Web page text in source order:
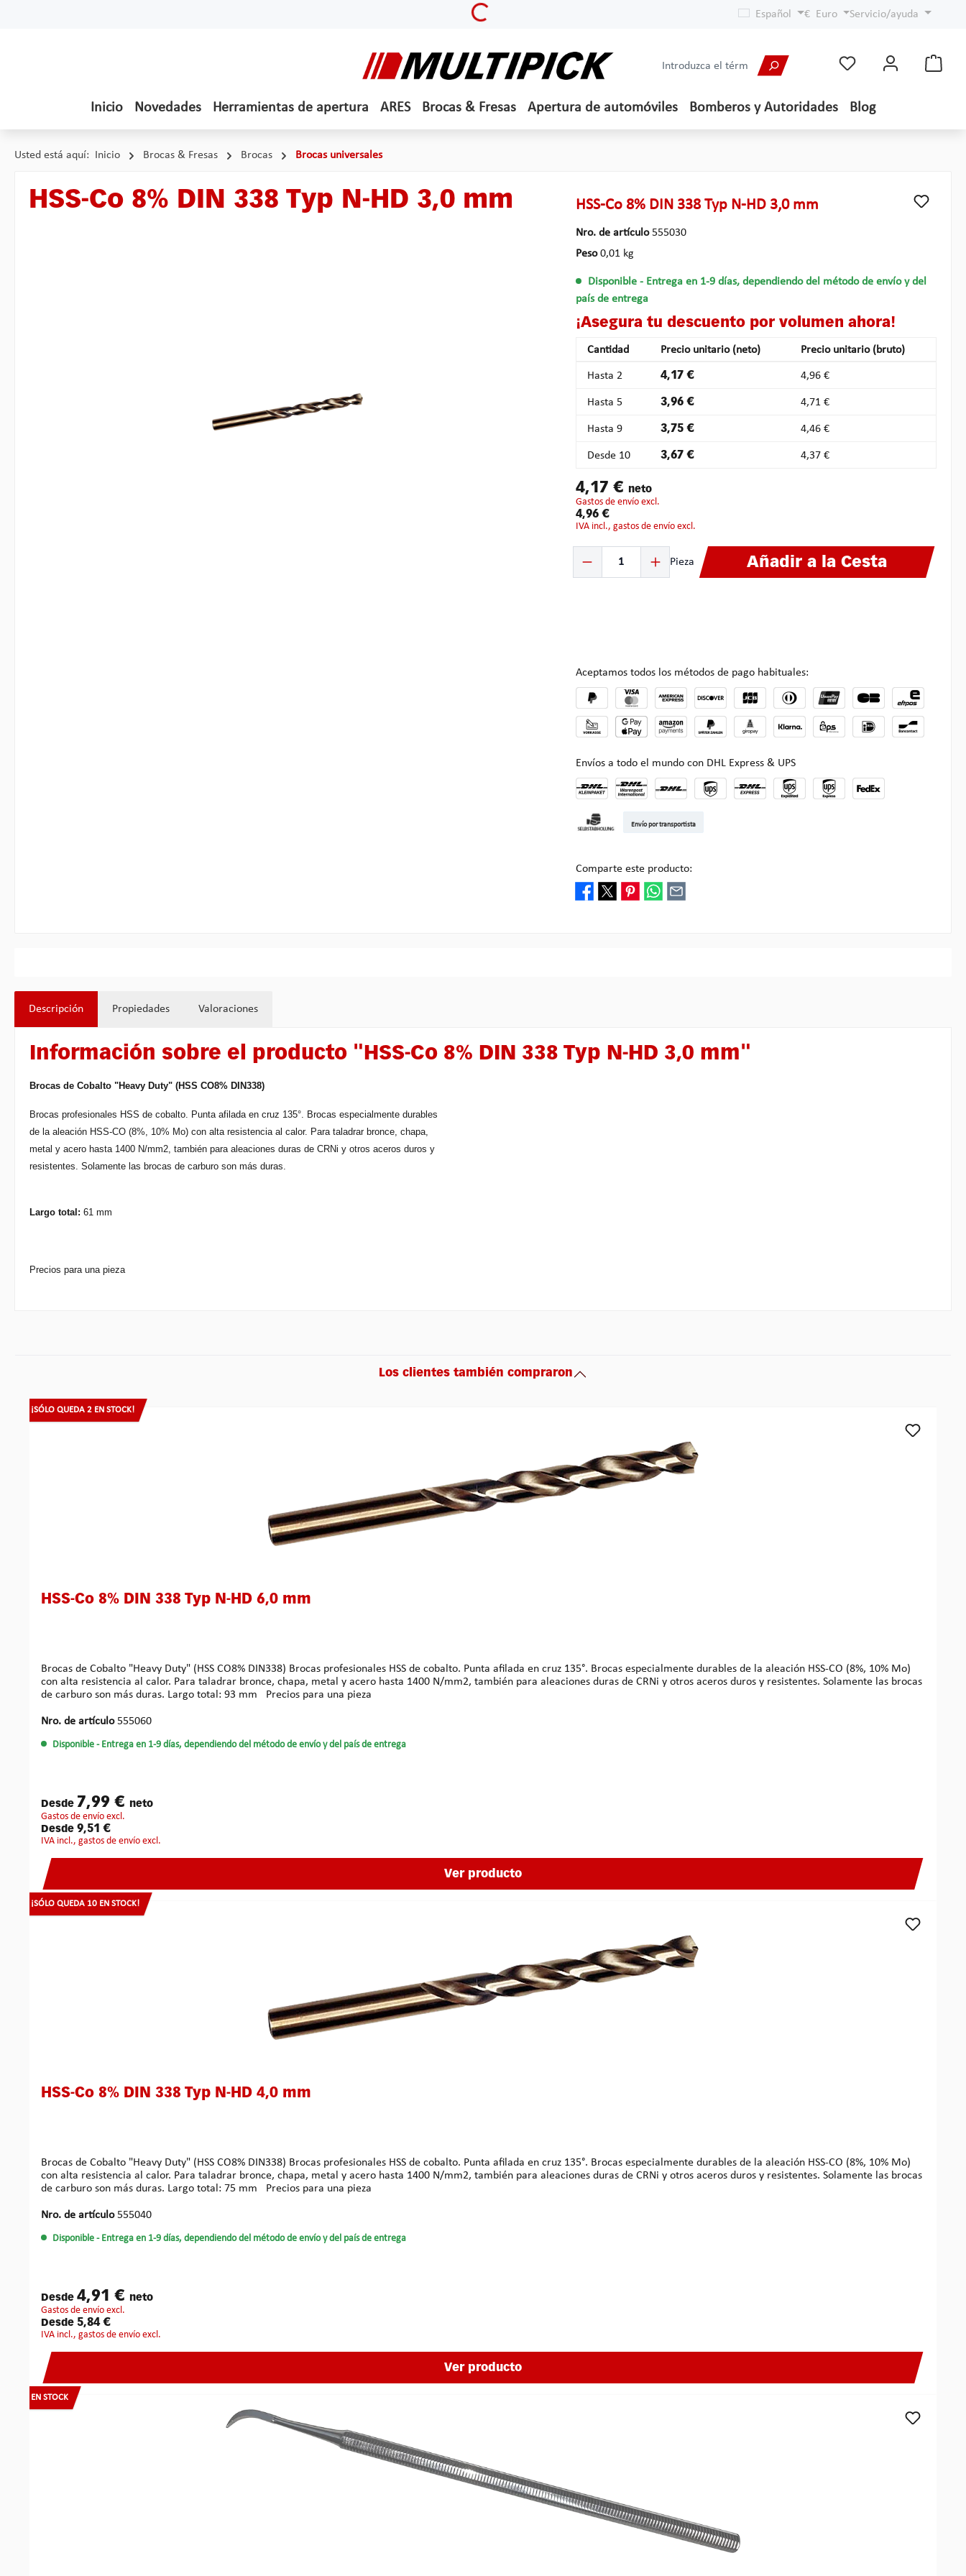
Loading... Español € Euro Servicio/ayuda
Inicio Novedades Herramientas de apertura ARES Brocas & Fresas Apertura de automóviles Bomberos y Autoridades Blog
Usted está aquí: Inicio Brocas & Fresas Brocas Brocas universales
HSS-Co 8% DIN 338 Typ N-HD 3,0 mm HSS-Co 8% DIN 338 Typ N-HD 3,0 mm
Nro. de artículo555030
Peso0,01 kg
Disponible - Entrega en 1-9 días, dependiendo del método de envío y del
país de entrega
¡Asegura tu descuento por volumen ahora!
Cantidad Precio unitario (neto) Precio unitario (bruto)
Hasta 2 4,17 € 4,96 €
Hasta 5 3,96 € 4,71 €
Hasta 9 3,75 € 4,46 €
Desde 10 3,67 € 4,37 €
4,17 € neto
gastos de envío excl.
4,96 €
IVA incl., gastos de envío excl.
Cantidad del producto: introduce la cantidad deseada o usa los botones para aumentar o
Pieza Añadir a la Cesta
Aceptamos todos los métodos de pago habituales:
Envíos a todo el mundo con DHL Express & UPS
Envío por transportista
Comparte este producto:
Descripción Propiedades Valoraciones
Información sobre el producto "HSS-Co 8% DIN 338 Typ N-HD 3,0 mm"
Brocas de Cobalto "Heavy Duty" (HSS CO8% DIN338)
Brocas profesionales HSS de cobalto. Punta afilada en cruz 135°. Brocas especialmente durables
de la aleación HSS-CO (8%, 10% Mo) con alta resistencia al calor. Para taladrar bronce, chapa,
metal y acero hasta 1400 N/mm2, también para aleaciones duras de CRNi y otros aceros duros y
resistentes. Solamente las brocas de carburo son más duras.
Largo total: 61 mm
Precios para una pieza
Los clientes también compraron
Omitir la galería de productos
¡SÓLO QUEDA 2 EN STOCK!
HSS-Co 8% DIN 338 Typ N-HD 6,0 mm
Brocas de Cobalto "Heavy Duty" (HSS CO8% DIN338) Brocas profesionales HSS de cobalto. Punta afilada en cruz 135°. Brocas especialmente durables de la aleación HSS-CO (8%, 10% Mo)
con alta resistencia al calor. Para taladrar bronce, chapa, metal y acero hasta 1400 N/mm2, también para aleaciones duras de CRNi y otros aceros duros y resistentes. Solamente las brocas
de carburo son más duras. Largo total: 93 mm Precios para una pieza
Nro. de artículo555060
Disponible - Entrega en 1-9 días, dependiendo del método de envío y del país de entrega
Desde 7,99 € neto
gastos de envío excl.
Desde 9,51 €
IVA incl., gastos de envío excl.
Ver producto
¡SÓLO QUEDA 10 EN STOCK!
HSS-Co 8% DIN 338 Typ N-HD 4,0 mm
Brocas de Cobalto "Heavy Duty" (HSS CO8% DIN338) Brocas profesionales HSS de cobalto. Punta afilada en cruz 135°. Brocas especialmente durables de la aleación HSS-CO (8%, 10% Mo)
con alta resistencia al calor. Para taladrar bronce, chapa, metal y acero hasta 1400 N/mm2, también para aleaciones duras de CRNi y otros aceros duros y resistentes. Solamente las brocas
de carburo son más duras. Largo total: 75 mm Precios para una pieza
Nro. de artículo555040
Disponible - Entrega en 1-9 días, dependiendo del método de envío y del país de entrega
Desde 4,91 € neto
gastos de envío excl.
Desde 5,84 €
IVA incl., gastos de envío excl.
Ver producto
EN STOCK